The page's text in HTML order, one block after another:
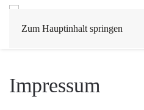
Zum Hauptinhalt springen
Impressum